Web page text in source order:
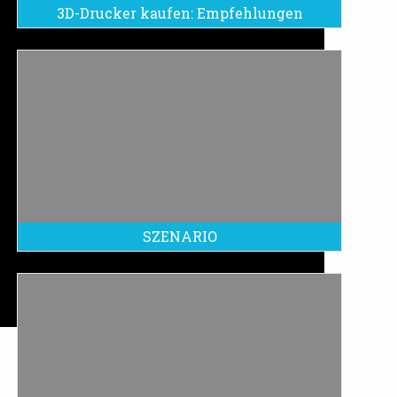
3D-Drucker kaufen: Empfehlungen
SZENARIO